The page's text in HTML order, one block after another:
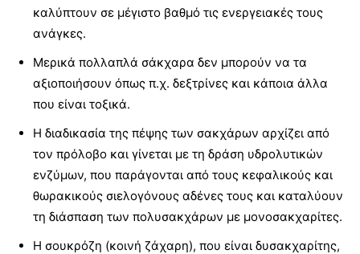
καλύπτουν σε μέγιστο βαθμό τις ενεργειακές τους
ανάγκες.
Μερικά πολλαπλά σάκχαρα δεν μπορούν να τα
αξιοποιήσουν όπως π.χ. δεξτρίνες και κάποια άλλα
που είναι τοξικά.
Η διαδικασία της πέψης των σακχάρων αρχίζει από
τον πρόλοβο και γίνεται με τη δράση υδρολυτικών
ενζύμων, που παράγονται από τους κεφαλικούς και
θωρακικούς σιελογόνους αδένες τους και καταλύουν
τη διάσπαση των πολυσακχάρων με μονοσακχαρίτες.
Η σουκρόζη (κοινή ζάχαρη), που είναι δυσακχαρίτης,